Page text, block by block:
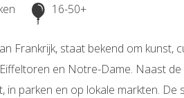
16-50+
Frankrijk, staat bekend om kunst,
en Notre-Dame. Naast de
in parken en op lokale markten. De